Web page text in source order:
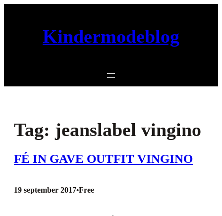
Kindermodeblog
Tag: jeanslabel vingino
FÉ IN GAVE OUTFIT VINGINO
19 september 2017•Free